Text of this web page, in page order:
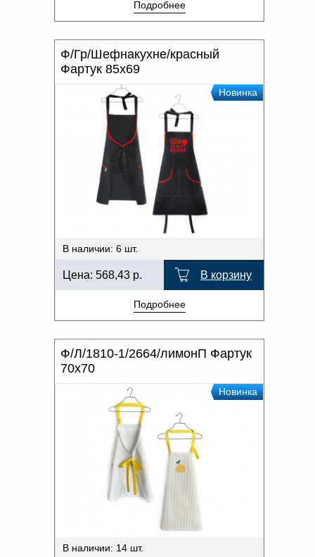
Подробнее
Ф/Гр/Шефнакухне/красный
Фартук 85x69
Новинка
В наличии: 6 шт.
Цена: 568,43 р. В корзину
Подробнее
Ф/Л/1810-1/2664/лимонП Фартук
70x70
Новинка
В наличии: 14 шт.